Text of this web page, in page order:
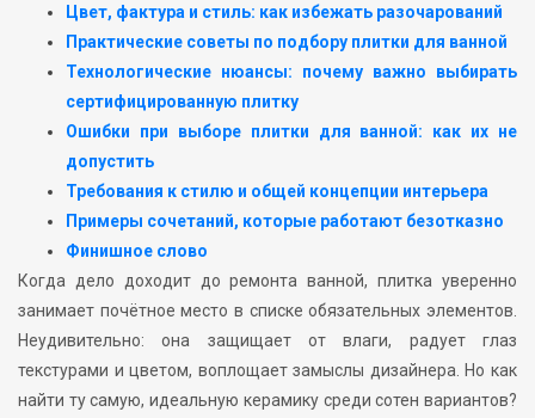
Цвет, фактура и стиль: как избежать разочарований
Практические советы по подбору плитки для ванной
Технологические нюансы: почему важно выбирать
сертифицированную плитку
Ошибки при выборе плитки для ванной: как их не
допустить
Требования к стилю и общей концепции интерьера
Примеры сочетаний, которые работают безотказно
Финишное слово
Когда дело доходит до ремонта ванной, плитка уверенно
занимает почётное место в списке обязательных элементов.
Неудивительно: она защищает от влаги, радует глаз
текстурами и цветом, воплощает замыслы дизайнера. Но как
найти ту самую, идеальную керамику среди сотен вариантов?